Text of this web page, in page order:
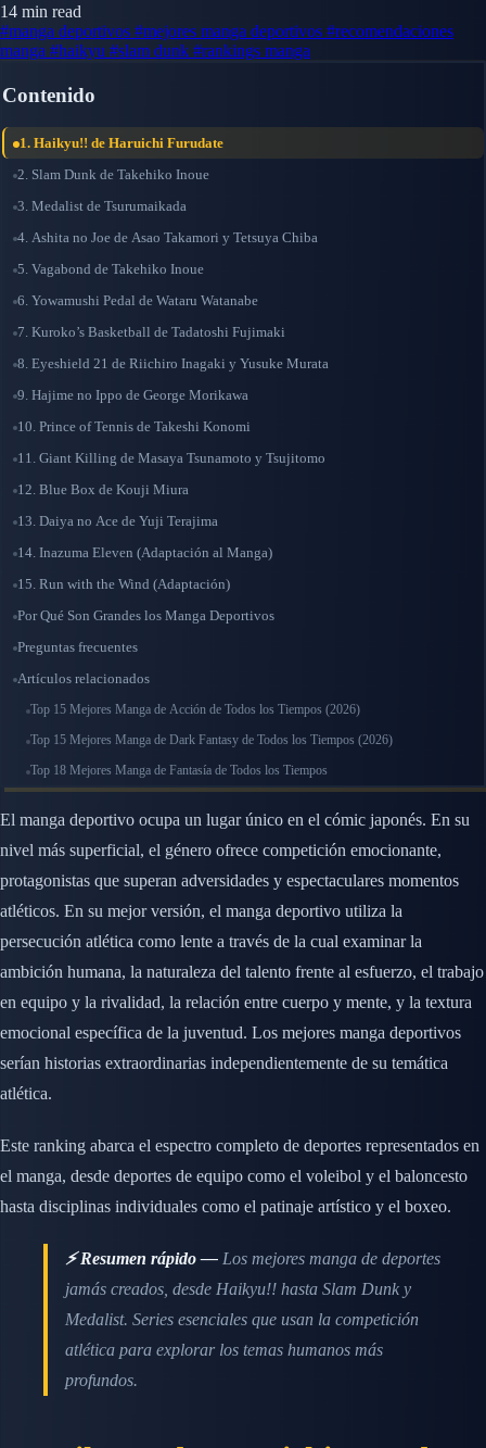
14 min read
#manga deportivos #mejores manga deportivos #recomendaciones
manga #haikyu #slam dunk #rankings manga
Contenido
1. Haikyu!! de Haruichi Furudate
2. Slam Dunk de Takehiko Inoue
3. Medalist de Tsurumaikada
4. Ashita no Joe de Asao Takamori y Tetsuya Chiba
5. Vagabond de Takehiko Inoue
6. Yowamushi Pedal de Wataru Watanabe
7. Kuroko’s Basketball de Tadatoshi Fujimaki
8. Eyeshield 21 de Riichiro Inagaki y Yusuke Murata
9. Hajime no Ippo de George Morikawa
10. Prince of Tennis de Takeshi Konomi
11. Giant Killing de Masaya Tsunamoto y Tsujitomo
12. Blue Box de Kouji Miura
13. Daiya no Ace de Yuji Terajima
14. Inazuma Eleven (Adaptación al Manga)
15. Run with the Wind (Adaptación)
Por Qué Son Grandes los Manga Deportivos
Preguntas frecuentes
Artículos relacionados
Top 15 Mejores Manga de Acción de Todos los Tiempos (2026)
Top 15 Mejores Manga de Dark Fantasy de Todos los Tiempos (2026)
Top 18 Mejores Manga de Fantasía de Todos los Tiempos
El manga deportivo ocupa un lugar único en el cómic japonés. En su
nivel más superficial, el género ofrece competición emocionante,
protagonistas que superan adversidades y espectaculares momentos
atléticos. En su mejor versión, el manga deportivo utiliza la
persecución atlética como lente a través de la cual examinar la
ambición humana, la naturaleza del talento frente al esfuerzo, el trabajo
en equipo y la rivalidad, la relación entre cuerpo y mente, y la textura
emocional específica de la juventud. Los mejores manga deportivos
serían historias extraordinarias independientemente de su temática
atlética.
Este ranking abarca el espectro completo de deportes representados en
el manga, desde deportes de equipo como el voleibol y el baloncesto
hasta disciplinas individuales como el patinaje artístico y el boxeo.
⚡ Resumen rápido — Los mejores manga de deportes
jamás creados, desde Haikyu!! hasta Slam Dunk y
Medalist. Series esenciales que usan la competición
atlética para explorar los temas humanos más
profundos.